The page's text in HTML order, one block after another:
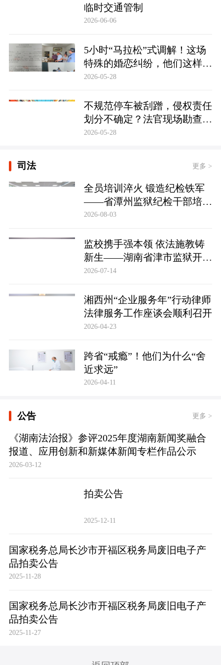
临时交通管制
2026-06-06
5小时“马拉松”式调解！这场
特殊的婚恋纠纷，他们这样化
解……
2026-05-28
不规范停车被刮蹭，侵权责任
划分不确定？法官现场勘查定
争纷
2026-05-28
司法 更多 >
全员培训淬火 锻造纪检铁军
——省潭州监狱纪检干部培训
实现全覆盖
2026-08-03
监校携手强本领 依法施教铸
新生——湖南省津市监狱开展
基层警察教育改造专项技能培
2026-07-14
湘西州“企业服务年”行动律师
法律服务工作座谈会顺利召开
2026-04-23
跨省“戒瘾”！他们为什么“舍
近求远”
2026-04-11
公告 更多 >
《湖南法治报》参评2025年度湖南新闻奖融合
报道、应用创新和新媒体新闻专栏作品公示
2026-03-12
拍卖公告
2025-12-11
国家税务总局长沙市开福区税务局废旧电子产
品拍卖公告
2025-11-28
国家税务总局长沙市开福区税务局废旧电子产
品拍卖公告
2025-11-27